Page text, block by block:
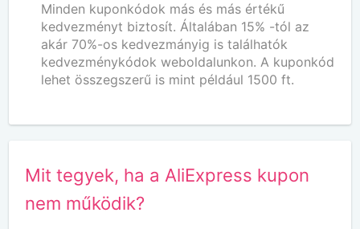
Minden kuponkódok más és más értékű
kedvezményt biztosít. Általában 15% -tól az
akár 70%-os kedvezmányig is találhatók
kedvezménykódok weboldalunkon. A kuponkód
lehet összegszerű is mint például 1500 ft.
Mit tegyek, ha a AliExpress kupon
nem működik?